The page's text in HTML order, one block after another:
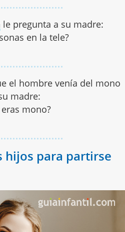
le pregunta a su madre:
en la tele?
el hombre venía del mono
madre:
mono?
hijos para partirse